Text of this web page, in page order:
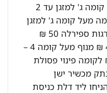
₪ לקומה תוספת קומה מעל קומה ג' למזגן עד 2
מעל קומה ג' למזגן
מעל 2 כ"ס 70 ₪ לקומה מדרגות ספירלה 50 ₪
לקומה מנוף עד קומה 4 400 ₪ מנוף מעל קומה 4 –
נוספת 100 ₪ לקומה פינוי פסולת
מכשיר ישן
ליד דלת כניסת